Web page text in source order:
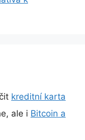
kreditní karta
ale i Bitcoin a